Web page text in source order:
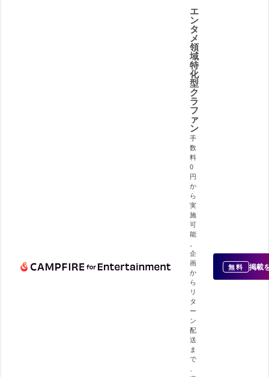
エ
ン
タ
メ
領
域
特
化
型
ク
ラ
フ
ァ
ン
手
数
料
0
円
か
ら
実
施
可
能
。
企
画
か
ら
リ
タ
ー
ン
配
送
ま
で
、
無料 掲載